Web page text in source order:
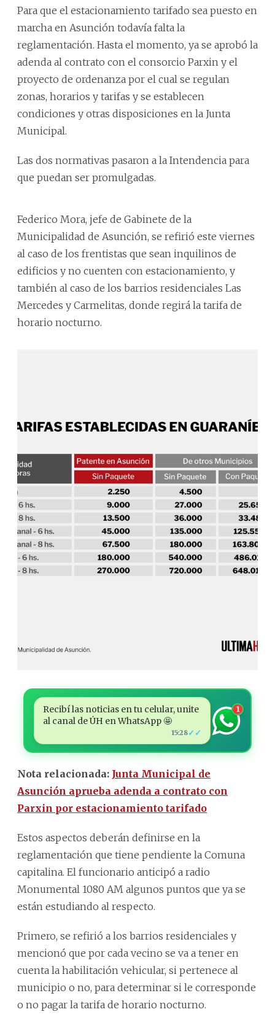
Para que el estacionamiento tarifado sea puesto en
marcha en Asunción todavía falta la
reglamentación. Hasta el momento, ya se aprobó la
adenda al contrato con el consorcio Parxin y el
proyecto de ordenanza por el cual se regulan
zonas, horarios y tarifas y se establecen
condiciones y otras disposiciones en la Junta
Municipal.
Las dos normativas pasaron a la Intendencia para
que puedan ser promulgadas.
Federico Mora, jefe de Gabinete de la
Municipalidad de Asunción, se refirió este viernes
al caso de los frentistas que sean inquilinos de
edificios y no cuenten con estacionamiento, y
también al caso de los barrios residenciales Las
Mercedes y Carmelitas, donde regirá la tarifa de
horario nocturno.
Recibí las noticias en tu celular, unite
al canal de ÚH en WhatsApp 🤩
15:28✓✓
1
Nota relacionada: Junta Municipal de
Asunción aprueba adenda a contrato con
Parxin por estacionamiento tarifado
Estos aspectos deberán definirse en la
reglamentación que tiene pendiente la Comuna
capitalina. El funcionario anticipó a radio
Monumental 1080 AM algunos puntos que ya se
están estudiando al respecto.
Primero, se refirió a los barrios residenciales y
mencionó que por cada vecino se va a tener en
cuenta la habilitación vehicular, si pertenece al
municipio o no, para determinar si le corresponde
o no pagar la tarifa de horario nocturno.